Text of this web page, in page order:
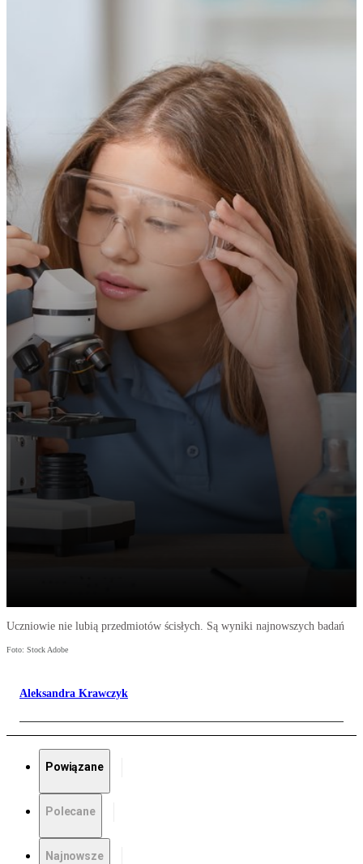
Uczniowie nie lubią przedmiotów ścisłych. Są wyniki najnowszych badań
Foto: Stock Adobe
Aleksandra Krawczyk
Powiązane
Polecane
Najnowsze